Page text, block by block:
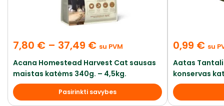
7,80 € – 37,49 € su PVM
Acana Homestead Harvest Cat sausas
maistas katėms 340g. – 4,5kg.
Pasirinkti savybes
0,99 € su
Aatas
konservas